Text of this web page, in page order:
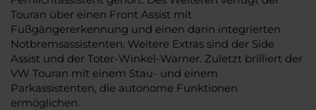
Touran über einen Front Assist mit
Fußgängererkennung und einen darin integrierten
Notbremsassistenten. Weitere Extras sind der Side
Assist und der Toter-Winkel-Warner. Zuletzt brilliert der
VW Touran mit einem Stau- und einem
Parkassistenten, die autonome Funktionen
ermöglichen.